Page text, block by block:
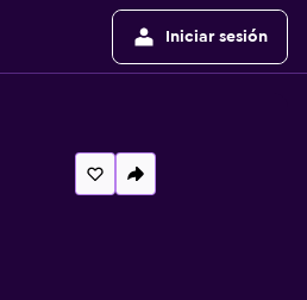
Iniciar sesión